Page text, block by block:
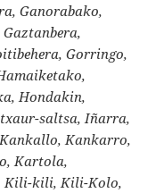
Ganorabako,
Gorringo,
Hondakin,
saltsa, Iñarra,
Kankarro,
Kartola,
Kili-kili, Kili-Kolo,